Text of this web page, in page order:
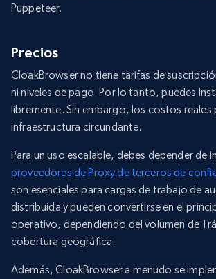
Puppeteer.
Precios
CloakBrowser no tiene tarifas de
ni niveles de pago. Por lo tanto, puedes
libremente. Sin embargo, los costos reales
infraestructura circundante.
Para un uso escalable, debes depender de
proveedores de Proxy de terceros de
son esenciales para cargas de trabajo de
distribuida y pueden convertirse en el
operativo, dependiendo del volumen de
cobertura geográfica.
Además, CloakBrowser a menudo se